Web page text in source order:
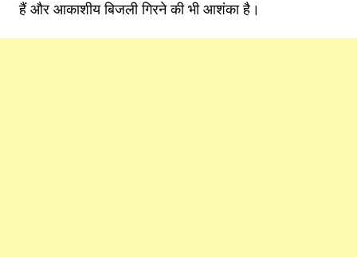
हैं और आकाशीय बिजली गिरने की भी आशंका है।